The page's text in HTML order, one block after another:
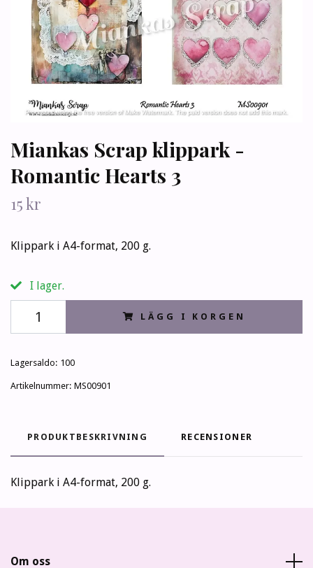
Miankas Scrap klippark -
Romantic Hearts 3
15 kr
Klippark i A4-format, 200 g.
I lager.
LÄGG I KORGEN
Lagersaldo: 100
Artikelnummer: MS00901
PRODUKTBESKRIVNING RECENSIONER
Klippark i A4-format, 200 g.
Om oss